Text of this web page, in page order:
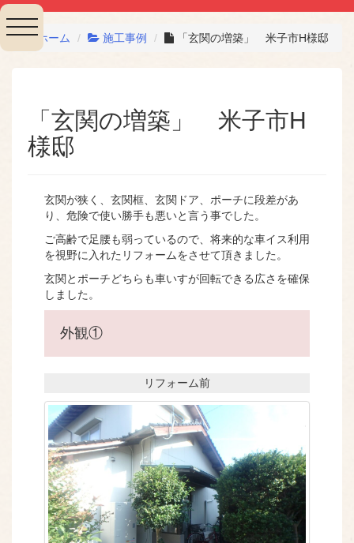
toggle
navigation
ホーム 施工事例 「玄関の増築」 米子市H様邸
「玄関の増築」 米子市H
様邸
玄関が狭く、玄関框、玄関ドア、ポーチに段差があ
り、危険で使い勝手も悪いと言う事でした。
ご高齢で足腰も弱っているので、将来的な車イス利用
を視野に入れたリフォームをさせて頂きました。
玄関とポーチどちらも車いすが回転できる広さを確保
しました。
外観①
リフォーム前